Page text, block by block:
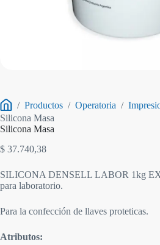
Inicio
/ Productos / Operatoria /
Silicona Masa
Silicona Masa
$ 37.740,38
SILICONA DENSELL LABOR 1kg
para laboratorio.
Para la confección de llaves proteticas.
Atributos: